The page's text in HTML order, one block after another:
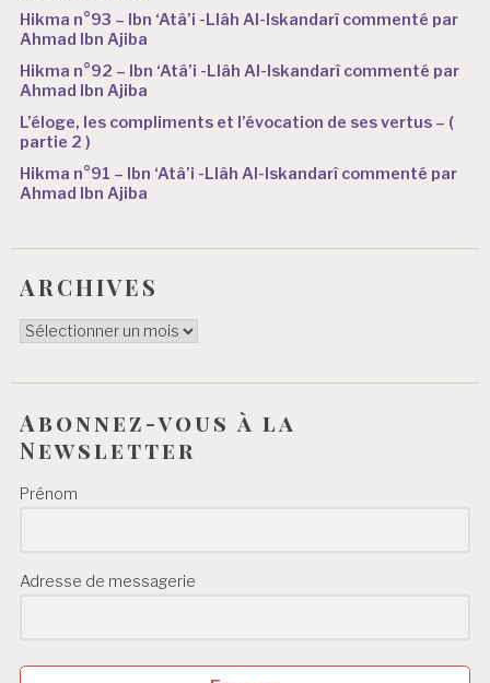
Hikma n°93 – Ibn ‘Atâ’i -Llâh Al-Iskandarî commenté par
Ahmad Ibn Ajiba
Hikma n°92 – Ibn ‘Atâ’i -Llâh Al-Iskandarî commenté par
Ahmad Ibn Ajiba
L’éloge, les compliments et l’évocation de ses vertus – (
partie 2 )
Hikma n°91 – Ibn ‘Atâ’i -Llâh Al-Iskandarî commenté par
Ahmad Ibn Ajiba
ARCHIVES
ARCHIVES
Abonnez-vous à la
Newsletter
Prénom
Adresse de messagerie